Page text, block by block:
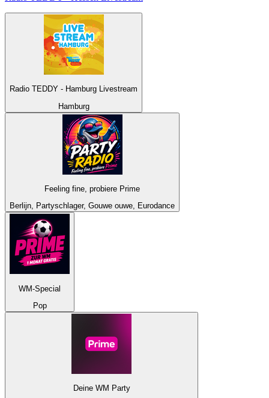
Radio TEDDY - Hamburg Livestream
Hamburg
Feeling fine, probiere Prime
Berlijn, Partyschlager, Gouwe ouwe, Eurodance
WM-Special
Pop
Deine WM Party